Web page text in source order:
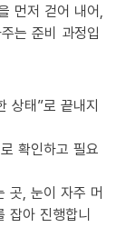
먼저 걷어 내어,
는 준비 과정입
상태”로 끝내지
확인하고 필요
곳, 눈이 자주 머
잡아 진행합니